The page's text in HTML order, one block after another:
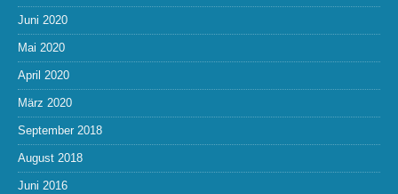
Juni 2020
Mai 2020
April 2020
März 2020
September 2018
August 2018
Juni 2016